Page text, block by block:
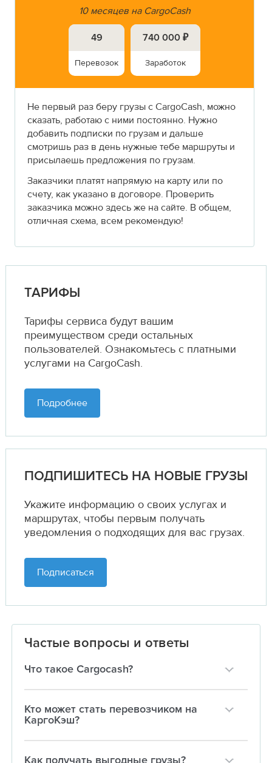
10 месяцев на CargoCash
49
Перевозок
740 000 ₽
Заработок
Не первый раз беру грузы с CargoCash, можно
сказать, работаю с ними постоянно. Нужно
добавить подписки по грузам и дальше
смотришь раз в день нужные тебе маршруты и
присылаешь предложения по грузам.
Заказчики платят напрямую на карту или по
счету, как указано в договоре. Проверить
заказчика можно здесь же на сайте. В общем,
отличная схема, всем рекомендую!
ТАРИФЫ
Тарифы сервиса будут вашим
преимуществом среди остальных
пользователей. Ознакомьтесь с платными
услугами на CargoCash.
Подробнее
ПОДПИШИТЕСЬ НА НОВЫЕ ГРУЗЫ
Укажите информацию о своих услугах и
маршрутах, чтобы первым получать
уведомления о подходящих для вас грузах.
Подписаться
Частые вопросы и ответы
Что такое Cargocash?
Кто может стать перевозчиком на
КаргоКэш?
Как получать выгодные грузы?